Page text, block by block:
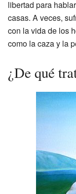
libertad para
casas. A veces,
con la vida de los
como la caza y la
¿De qué